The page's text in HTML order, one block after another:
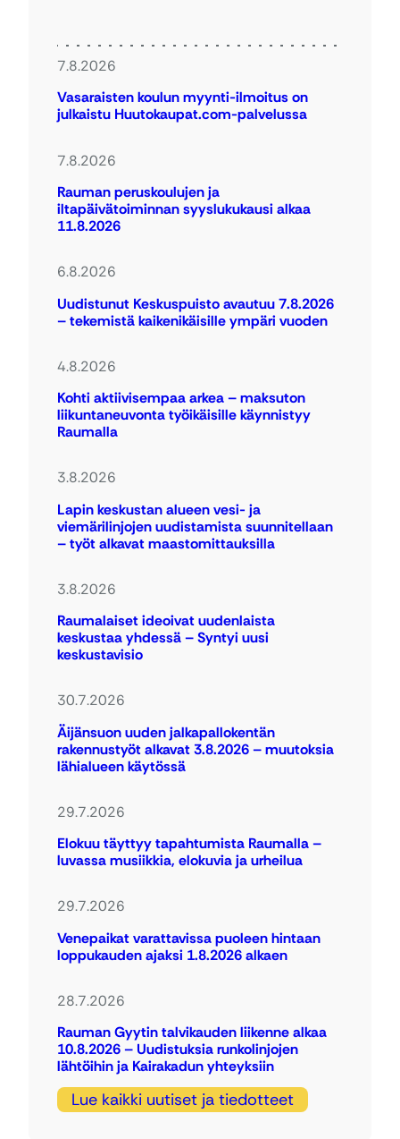
7.8.2026
Vasaraisten koulun myynti-ilmoitus on
julkaistu Huutokaupat.com-palvelussa
7.8.2026
Rauman peruskoulujen ja
iltapäivätoiminnan syyslukukausi alkaa
11.8.2026
6.8.2026
Uudistunut Keskuspuisto avautuu 7.8.2026
– tekemistä kaikenikäisille ympäri vuoden
4.8.2026
Kohti aktiivisempaa arkea – maksuton
liikuntaneuvonta työikäisille käynnistyy
Raumalla
3.8.2026
Lapin keskustan alueen vesi- ja
viemärilinjojen uudistamista suunnitellaan
– työt alkavat maastomittauksilla
3.8.2026
Raumalaiset ideoivat uudenlaista
keskustaa yhdessä – Syntyi uusi
keskustavisio
30.7.2026
Äijänsuon uuden jalkapallokentän
rakennustyöt alkavat 3.8.2026 – muutoksia
lähialueen käytössä
29.7.2026
Elokuu täyttyy tapahtumista Raumalla –
luvassa musiikkia, elokuvia ja urheilua
29.7.2026
Venepaikat varattavissa puoleen hintaan
loppukauden ajaksi 1.8.2026 alkaen
28.7.2026
Rauman Gyytin talvikauden liikenne alkaa
10.8.2026 – Uudistuksia runkolinjojen
lähtöihin ja Kairakadun yhteyksiin
Lue kaikki uutiset ja tiedotteet